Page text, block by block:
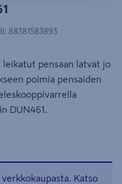
: 88381583893
pensaan latvat jo
poimia pensaiden
DUN461.
Katso